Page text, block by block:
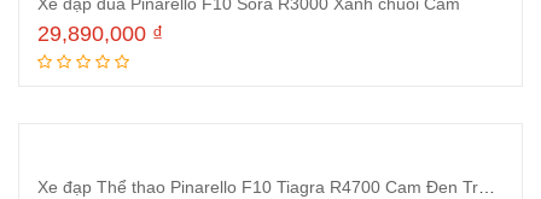
Xe đạp đua Pinarello F10 Sora R3000 Xanh chuối Cam
29,890,000 ₫
Xe đạp Thể thao Pinarello F10 Tiagra R4700 Cam Đen Trắng